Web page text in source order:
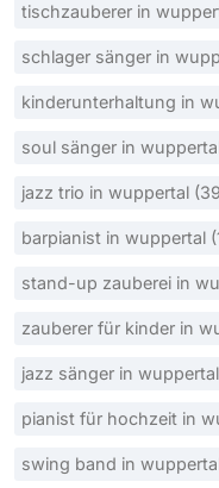
tischzauberer in
schlager sänger in
kinderunterhaltung in
soul sänger in
jazz trio in wuppertal
barpianist in wuppertal
stand-up zauberei in
zauberer für kinder in
jazz sänger in
pianist für hochzeit in
swing band in